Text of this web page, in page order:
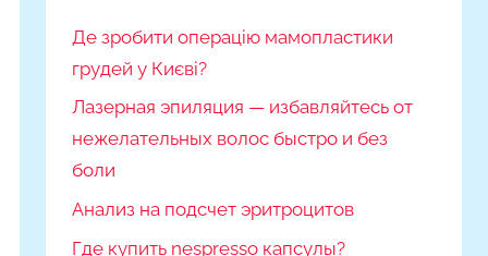
Де зробити операцію мамопластики
грудей у Києві?
Лазерная эпиляция — избавляйтесь от
нежелательных волос быстро и без
боли
Анализ на подсчет эритроцитов
Где купить nespresso капсулы?